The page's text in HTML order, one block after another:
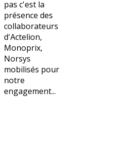
pas c'est la
présence des
collaborateurs
d'Actelion,
Monoprix,
Norsys
mobilisés pour
notre
engagement...